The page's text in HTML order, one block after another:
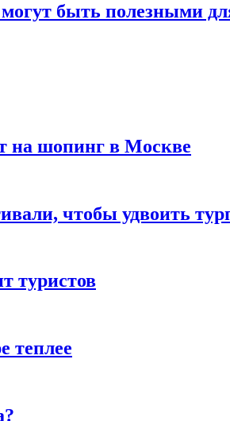
быть полезными
на шопинг в Москве
чтобы удвоить
туристов
теплее